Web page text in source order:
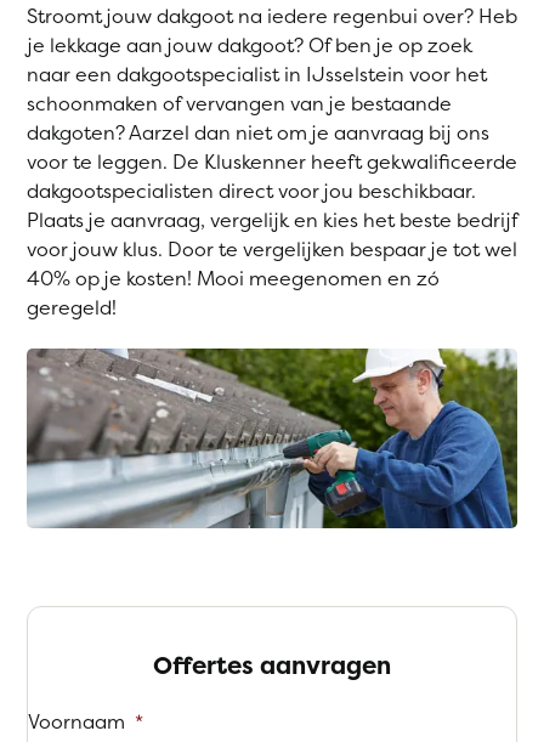
Stroomt jouw dakgoot na iedere regenbui over? Heb
je lekkage aan jouw dakgoot? Of ben je op zoek
naar een dakgootspecialist in IJsselstein voor het
schoonmaken of vervangen van je bestaande
dakgoten? Aarzel dan niet om je aanvraag bij ons
voor te leggen. De Kluskenner heeft gekwalificeerde
dakgootspecialisten direct voor jou beschikbaar.
Plaats je aanvraag, vergelijk en kies het beste bedrijf
voor jouw klus. Door te vergelijken bespaar je tot wel
40% op je kosten! Mooi meegenomen en zó
geregeld!
Offertes aanvragen
Voornaam *